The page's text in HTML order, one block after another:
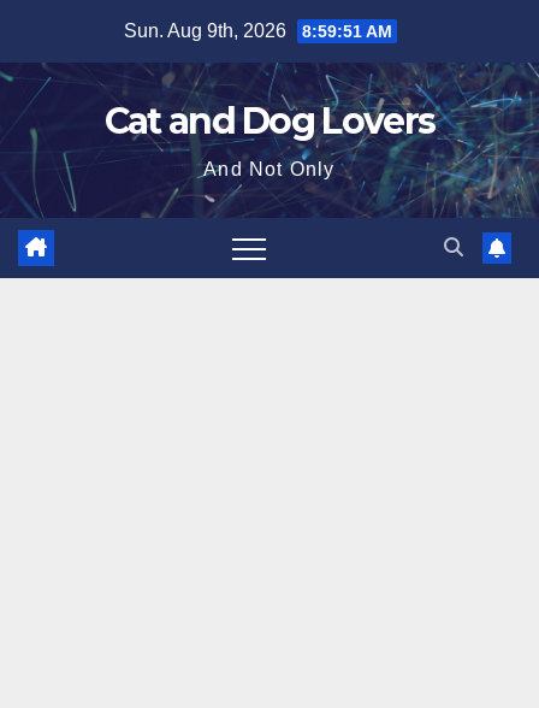
content
Sun. Aug 9th, 2026 8:59:52 AM
Cat and Dog Lovers
And Not Only